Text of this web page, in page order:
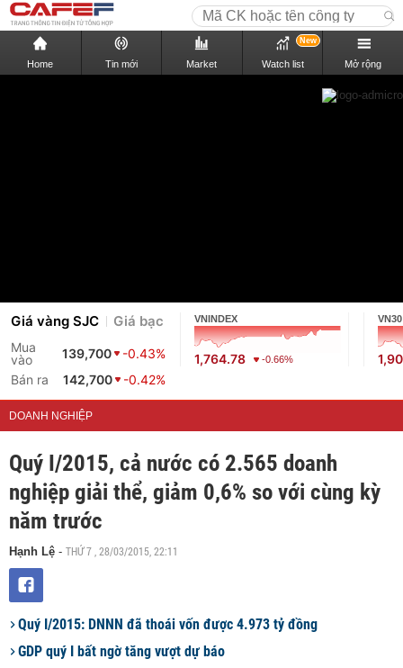
Home Tin mới Market Watch list
New
Mở rộng
Giá vàng SJC Giá bạc
Mua
vào
139,700
-0.43%
Bán ra
142,700 -0.42%
VNINDEX
1,764.78 -0.66%
VN30
DOANH NGHIỆP
Quý I/2015, cả nước có 2.565 doanh
nghiệp giải thể, giảm 0,6% so với cùng kỳ
năm trước
Hạnh Lệ - THỨ 7 , 28/03/2015, 22:11
Quý I/2015: DNNN đã thoái vốn được 4.973 tỷ đồng
GDP quý I bất ngờ tăng vượt dự báo